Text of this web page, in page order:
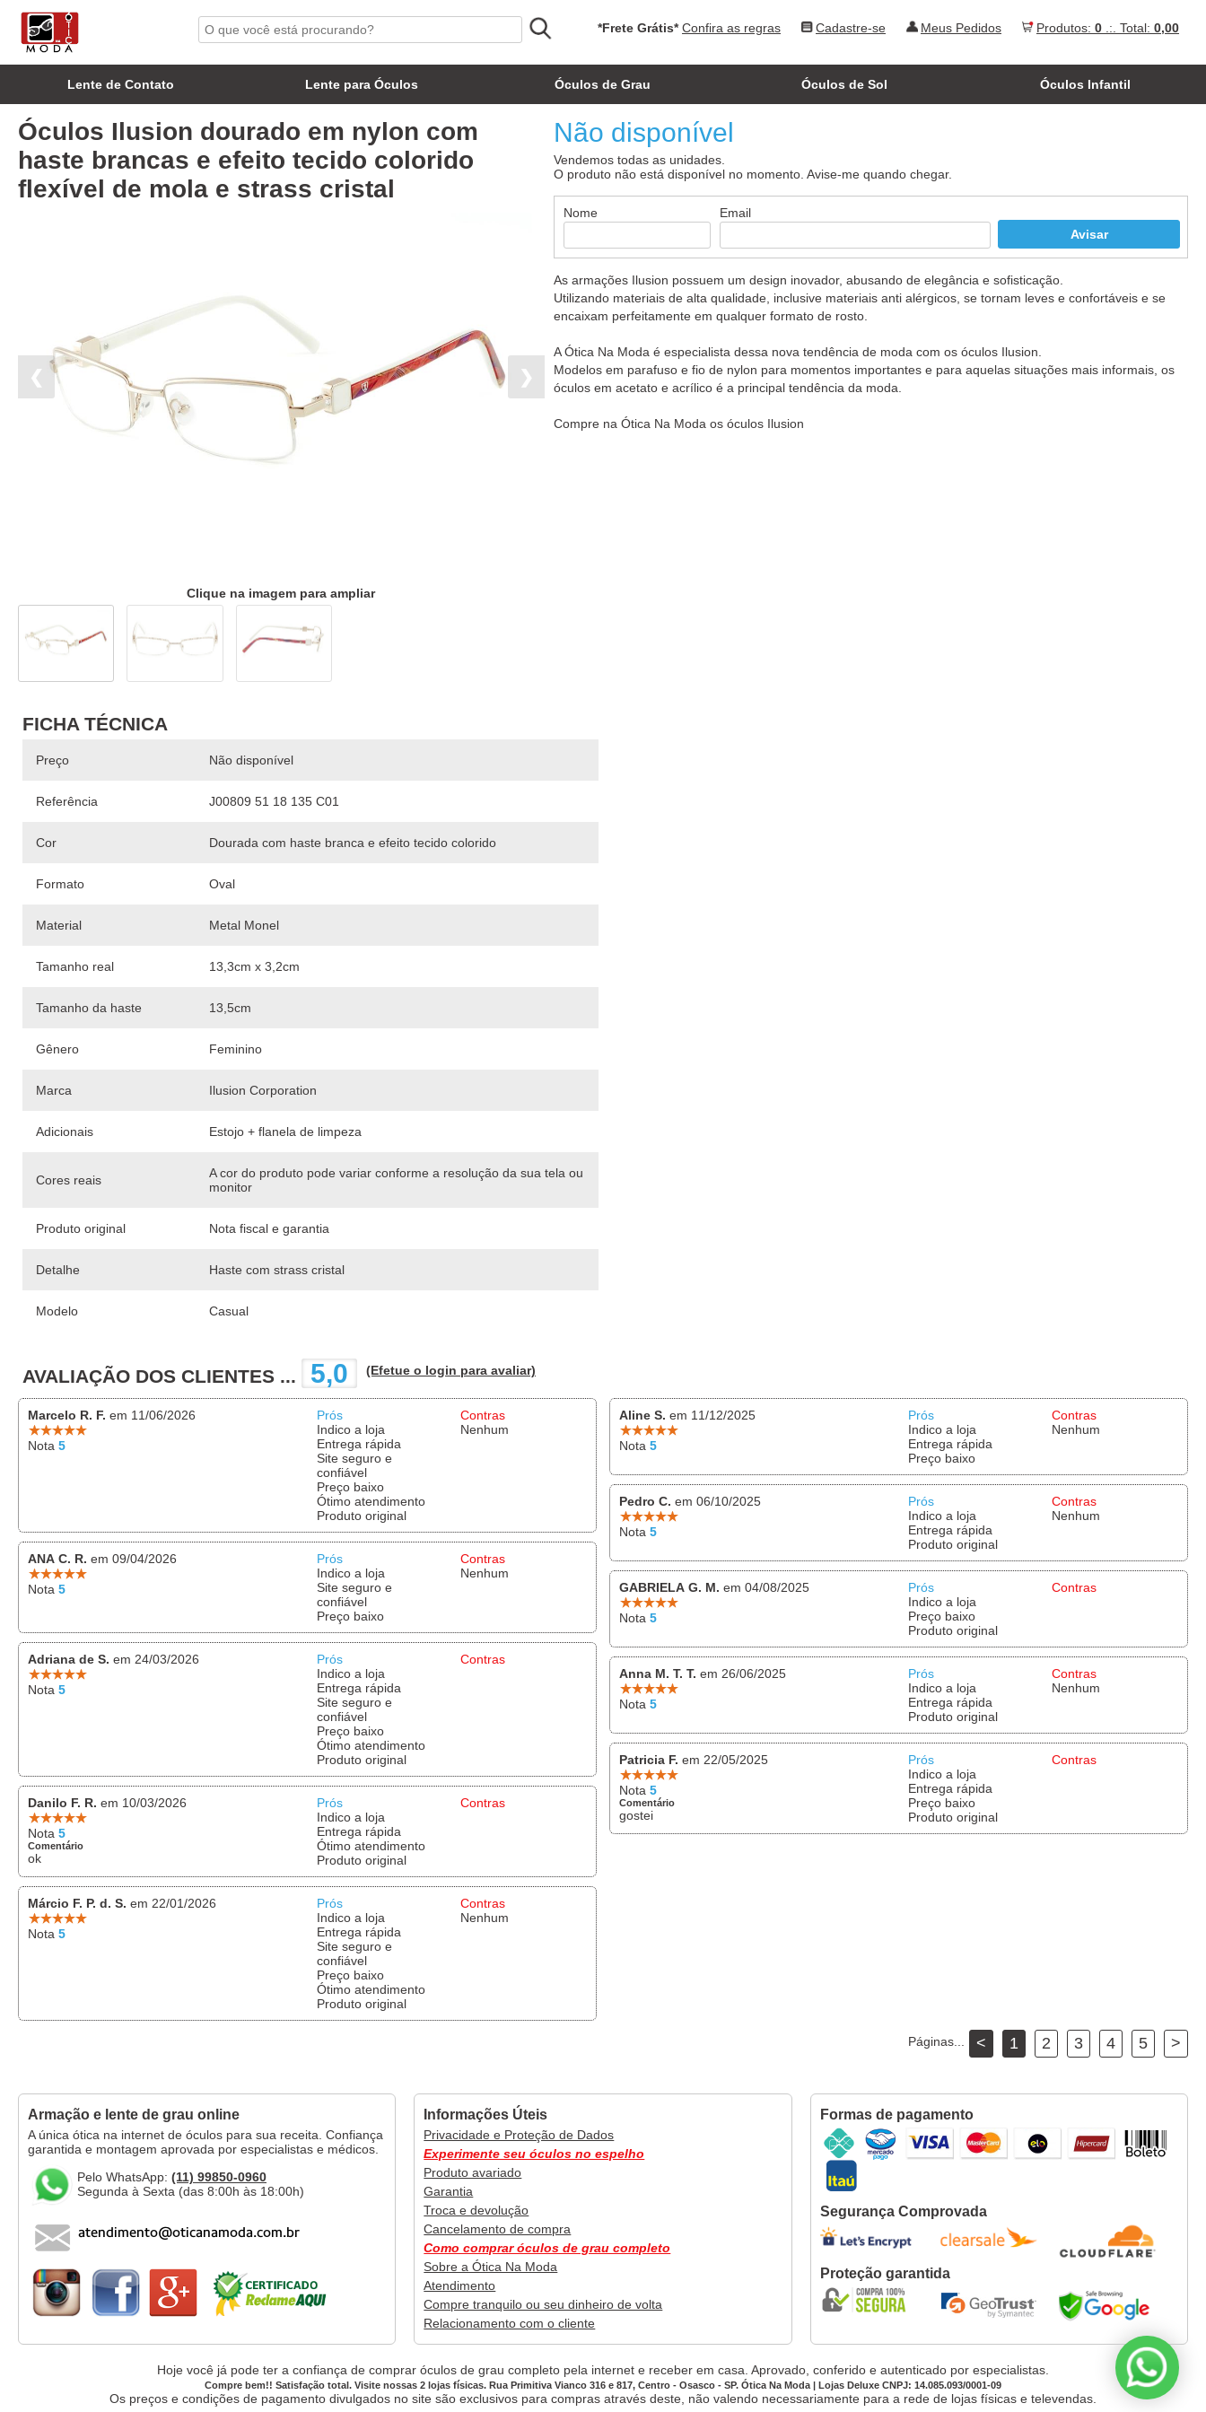
Produtos: 0 .:. Total: 0,00
Meus Pedidos
Cadastre-se
*Frete Grátis* Confira as regras
Lente de Contato Lente para Óculos Óculos de Grau Óculos de Sol Óculos Infantil
Óculos Ilusion dourado em nylon com
haste brancas e efeito tecido colorido
flexível de mola e strass cristal
❮ ❯
Clique na imagem para ampliar
Não disponível
Vendemos todas as unidades.
O produto não está disponível no momento. Avise-me quando chegar.
Nome Email
As armações Ilusion possuem um design inovador, abusando de elegância e sofisticação.
Utilizando materiais de alta qualidade, inclusive materiais anti alérgicos, se tornam leves e confortáveis e se
encaixam perfeitamente em qualquer formato de rosto.
A Ótica Na Moda é especialista dessa nova tendência de moda com os óculos Ilusion.
Modelos em parafuso e fio de nylon para momentos importantes e para aquelas situações mais informais, os
óculos em acetato e acrílico é a principal tendência da moda.
FICHA TÉCNICA
Preço Não disponível
Referência J00809 51 18 135 C01
Cor Dourada com haste branca e efeito tecido colorido
Formato Oval
Material Metal Monel
Tamanho real 13,3cm x 3,2cm
Tamanho da haste 13,5cm
Gênero Feminino
Marca Ilusion Corporation
Adicionais Estojo + flanela de limpeza
Cores reais
A cor do produto pode variar conforme a resolução da sua tela ou
monitor
Produto original Nota fiscal e garantia
Detalhe Haste com strass cristal
Modelo Casual
AVALIAÇÃO DOS CLIENTES ... 5,0 (Efetue o login para avaliar)
Marcelo R. F. em 11/06/2026
Nota 5
Prós
Indico a loja
Entrega rápida
Site seguro e
confiável
Preço baixo
Ótimo atendimento
Produto original
Contras
Nenhum
ANA C. R. em 09/04/2026
Nota 5
Prós
Indico a loja
Site seguro e
confiável
Preço baixo
Contras
Nenhum
Adriana de S. em 24/03/2026
Nota 5
Prós
Indico a loja
Entrega rápida
Site seguro e
confiável
Preço baixo
Ótimo atendimento
Produto original
Contras
Danilo F. R. em 10/03/2026
Nota 5
Comentário
ok
Prós
Indico a loja
Entrega rápida
Ótimo atendimento
Produto original
Contras
Márcio F. P. d. S. em 22/01/2026
Nota 5
Prós
Indico a loja
Entrega rápida
Site seguro e
confiável
Preço baixo
Ótimo atendimento
Produto original
Contras
Nenhum
Aline S. em 11/12/2025
Nota 5
Prós
Indico a loja
Entrega rápida
Preço baixo
Contras
Nenhum
Pedro C. em 06/10/2025
Nota 5
Prós
Indico a loja
Entrega rápida
Produto original
Contras
Nenhum
GABRIELA G. M. em 04/08/2025
Nota 5
Prós
Indico a loja
Preço baixo
Produto original
Contras
Anna M. T. T. em 26/06/2025
Nota 5
Prós
Indico a loja
Entrega rápida
Produto original
Contras
Nenhum
Patricia F. em 22/05/2025
Nota 5
Comentário
gostei
Prós
Indico a loja
Entrega rápida
Preço baixo
Produto original
Contras
Páginas... < 1 2 3 4 5 >
Armação e lente de grau online
A única ótica na internet de óculos para sua receita. Confiança
garantida e montagem aprovada por especialistas e médicos.
Pelo WhatsApp: (11) 99850-0960
Segunda à Sexta (das 8:00h às 18:00h)
Informações Úteis
Privacidade e Proteção de Dados
Experimente seu óculos no espelho
Produto avariado
Garantia
Troca e devolução
Cancelamento de compra
Como comprar óculos de grau completo
Sobre a Ótica Na Moda
Atendimento
Compre tranquilo ou seu dinheiro de volta
Relacionamento com o cliente
Formas de pagamento
Segurança Comprovada
Proteção garantida
Hoje você já pode ter a confiança de comprar óculos de grau completo pela internet e receber em casa. Aprovado, conferido e autenticado por especialistas.
Compre bem!! Satisfação total. Visite nossas 2 lojas físicas. Rua Primitiva Vianco 316 e 817, Centro - Osasco - SP. Ótica Na Moda | Lojas Deluxe CNPJ: 14.085.093/0001-09
Os preços e condições de pagamento divulgados no site são exclusivos para compras através deste, não valendo necessariamente para a rede de lojas físicas e televendas.